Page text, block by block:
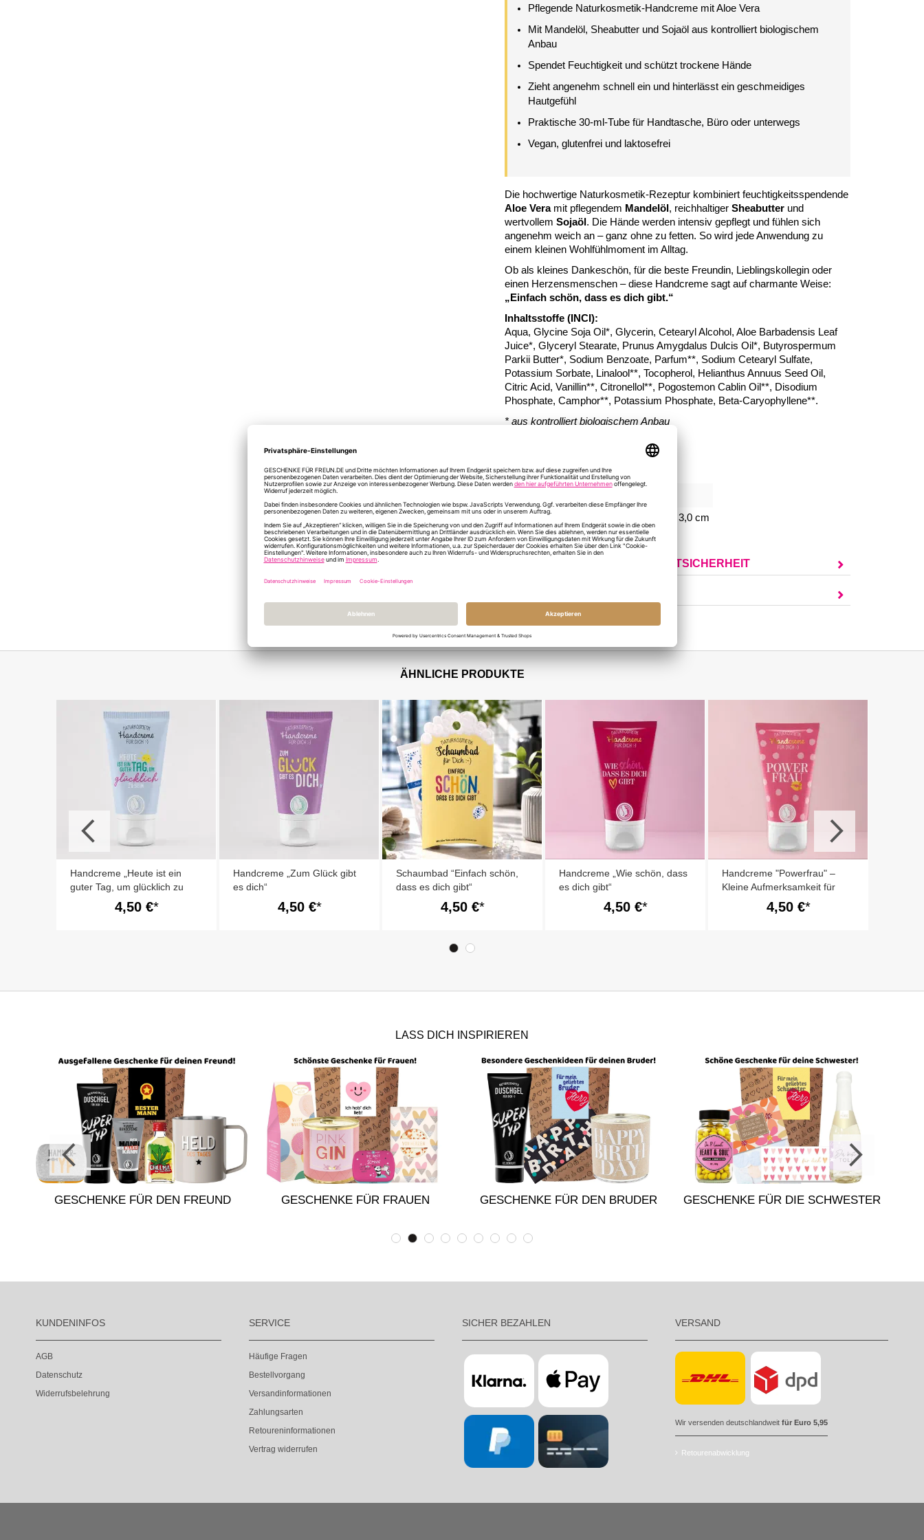
Pflegende Naturkosmetik-Handcreme mit Aloe Vera
Mit Mandelöl, Sheabutter und Sojaöl aus kontrolliert biologischem
Anbau
Spendet Feuchtigkeit und schützt trockene Hände
Zieht angenehm schnell ein und hinterlässt ein geschmeidiges
Hautgefühl
Praktische 30-ml-Tube für Handtasche, Büro oder unterwegs
Vegan, glutenfrei und laktosefrei
Die hochwertige Naturkosmetik-Rezeptur kombiniert feuchtigkeitsspendende
Aloe Veramit pflegendem Mandelöl , reichhaltiger Sheabutter und
wertvollem Sojaöl . Die Hände werden intensiv gepflegt und fühlen sich
angenehm weich an – ganz ohne zu fetten. So wird jede Anwendung zu
einem kleinen Wohlfühlmoment im Alltag.
Ob als kleines Dankeschön, für die beste Freundin, Lieblingskollegin oder
einen Herzensmenschen – diese Handcreme sagt auf charmante Weise:
„Einfach schön, dass es dich gibt.“
Inhaltsstoffe (INCI):
Aqua, Glycine Soja Oil*, Glycerin, Cetearyl Alcohol, Aloe Barbadensis Leaf
Juice*, Glyceryl Stearate, Prunus Amygdalus Dulcis Oil*, Butyrospermum
Parkii Butter*, Sodium Benzoate, Parfum**, Sodium Cetearyl Sulfate,
Potassium Sorbate, Linalool**, Tocopherol, Helianthus Annuus Seed Oil,
Citric Acid, Vanillin**, Citronellol**, Pogostemon Cablin Oil**, Disodium
Phosphate, Camphor**, Potassium Phosphate, Beta-Caryophyllene**.
* aus kontrolliert biologischem Anbau
Mehr
Informationen
Format/Größe H 9,5 x B 4,7 x T 3,0 cm
INFORMATIONEN ZUR PRODUKTSICHERHEIT
ÄHNLICHE PRODUKTE
Handcreme „Heute ist ein
guter Tag, um glücklich zu
4,50 €
Handcreme „Zum Glück gibt
es dich“
4,50 €
Schaumbad “Einfach schön,
dass es dich gibt“
4,50 €
Handcreme „Wie schön, dass
es dich gibt“
4,50 €
Handcreme "Powerfrau" –
Kleine Aufmerksamkeit für
Kollegin oder Freundin
4,50 €
LASS DICH INSPIRIEREN
GESCHENKE FÜR DEN FREUND GESCHENKE FÜR FRAUEN GESCHENKE FÜR DEN BRUDER GESCHENKE FÜR DIE SCHWESTER
KUNDENINFOS
AGB
Datenschutz
Widerrufsbelehrung
SERVICE
Häufige Fragen
Bestellvorgang
Versandinformationen
Zahlungsarten
Retoureninformationen
Vertrag widerrufen
SICHER BEZAHLEN VERSAND
Wir versenden deutschlandweit für Euro 5,95
Retourenabwicklung